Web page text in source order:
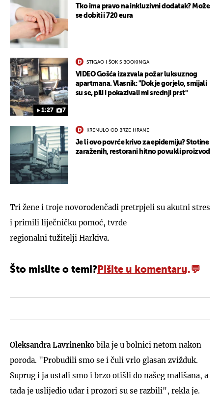
Tko ima pravo na inkluzivni dodatak? Može
se dobiti i 720 eura
1:27 7
STIGAO I ŠOK S BOOKINGA
VIDEO Gošća izazvala požar luksuznog
apartmana. Vlasnik: "Dok je gorjelo, smijali
su se, pili i pokazivali mi srednji prst"
KRENULO OD BRZE HRANE
Je li ovo povrće krivo za epidemiju? Stotine
zaraženih, restorani hitno povukli proizvod
Tri žene i troje novorođenčadi pretrpjeli su akutni stres
i primili liječničku pomoć, tvrde
regionalni tužitelji Harkiva.
Što mislite o temi? Pišite u komentaru.
Oleksandra Lavrinenko bila je u bolnici netom nakon
poroda. "Probudili smo se i čuli vrlo glasan zvižduk.
Suprug i ja ustali smo i brzo otišli do našeg mališana, a
tada je uslijedio udar i prozori su se razbili", rekla je.